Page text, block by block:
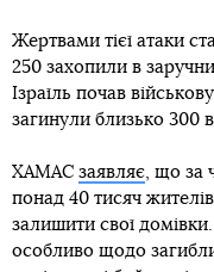
Жертвами тієї атаки
250 захопили в
Ізраїль почав
загинули близько 300
ХАМАС заявляє, що за
понад 40 тисяч
залишити свої
особливо щодо